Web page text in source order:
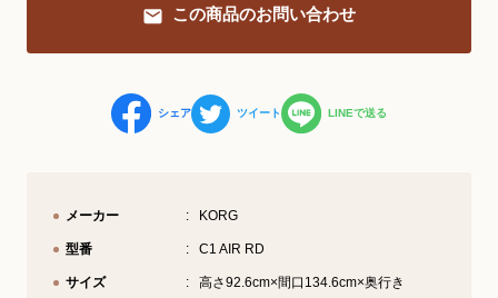
YouTube 公式チャンネル
三木楽器 開成館
ピアノ弾き比べ、過去のコンサートな
ど動画で発信中！
サイトマップ 個人情報の取り扱い
この商品のお問い合わせ
シェア ツイート LINEで送る
メーカー KORG
型番 C1 AIR RD
サイズ
高さ92.6cm×間口134.6cm×奥行き